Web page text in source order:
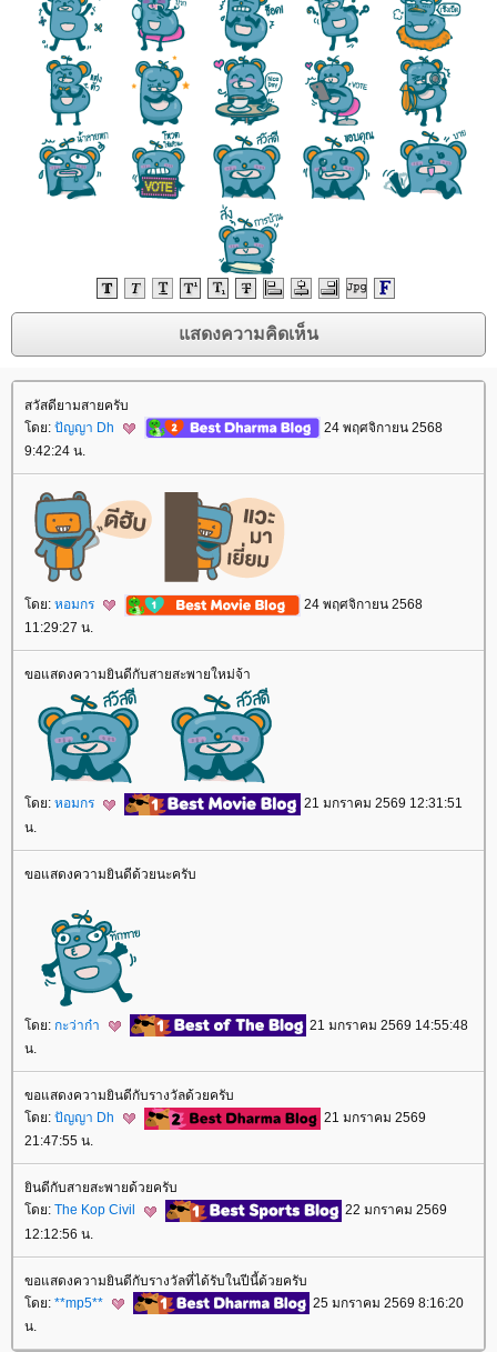
สวัสดียามสายครับ
โดย: ปัญญา Dh
24 พฤศจิกายน 2568
9:42:24 น.
โดย: หอมกร
24 พฤศจิกายน 2568
11:29:27 น.
ขอแสดงความยินดีกับสายสะพายใหม่จ้า
โดย: หอมกร
21 มกราคม 2569 12:31:51
น.
ขอแสดงความยินดีด้วยนะครับ
โดย: กะว่าก๋า
21 มกราคม 2569 14:55:48
น.
ขอแสดงความยินดีกับรางวัลด้วยครับ
โดย: ปัญญา Dh
21 มกราคม 2569
21:47:55 น.
ยินดีกับสายสะพายด้วยครับ
โดย: The Kop Civil
22 มกราคม 2569
12:12:56 น.
ขอแสดงความยินดีกับรางวัลที่ได้รับในปีนี้ด้วยครับ
โดย: **mp5**
25 มกราคม 2569 8:16:20
น.